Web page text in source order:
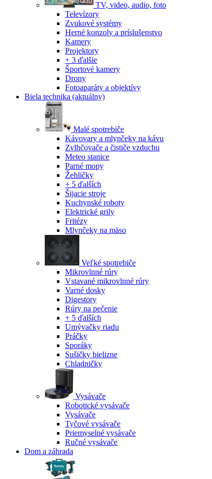
TV, video, audio, foto
Televízory
Zvukové systémy
Herné konzoly a príslušenstvo
Kamery
Projektory
+ 3 ďalšie
Športové kamery
Drony
Fotoaparáty a objektívy
Biela technika (aktuálny)
Malé spotrebiče
Kávovary a mlynčeky na kávu
Zvlhčovače a čističe vzduchu
Meteo stanice
Parné mopy
Žehličky
+ 5 ďalších
Šijacie stroje
Kuchynské roboty
Elektrické grily
Fritézy
Mlynčeky na mäso
Veľké spotrebiče
Mikrovlnné rúry
Vstavané mikrovlnné rúry
Varné dosky
Digestory
Rúry na pečenie
+ 5 ďalších
Umývačky riadu
Práčky
Sporáky
Sušičky bielizne
Chladničky
Vysávače
Robotické vysávače
Vysávače
Tyčové vysávače
Priemyselné vysávače
Ručné vysávače
Dom a záhrada